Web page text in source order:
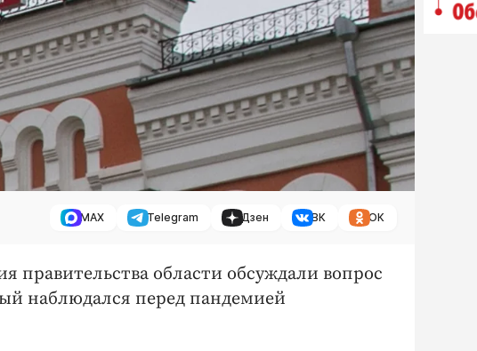
MAX Telegram Дзен ВК ОК
правительства области обсуждали вопрос
наблюдался перед пандемией